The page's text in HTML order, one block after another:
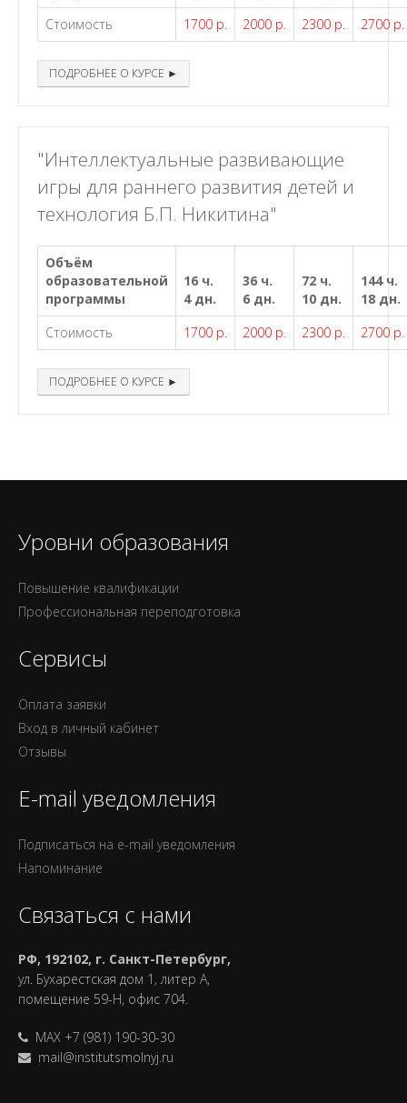
Стоимость
1700 р. 2000 р. 2300 р. 2700 р.
ПОДРОБНЕЕ О КУРСЕ ►
"Интеллектуальные развивающие
игры для раннего развития детей и
технология Б.П. Никитина"
Объём
образовательной
программы
16 ч.
4 дн.
36 ч.
6 дн.
72 ч.
10 дн.
144 ч.
18 дн.
Стоимость
1700 р. 2000 р. 2300 р. 2700 р.
ПОДРОБНЕЕ О КУРСЕ ►
Уровни образования
Повышение квалификации
Профессиональная переподготовка
Сервисы
Оплата заявки
Вход в личный кабинет
Отзывы
E-mail уведомления
Подписаться на e-mail уведомления
Напоминание
Связаться с нами
РФ, 192102, г. Санкт-Петербург,
ул. Бухарестская дом 1, литер А,
помещение 59-Н, офис 704.
MAX +7 (981) 190-30-30
mail@institutsmolnyj.ru